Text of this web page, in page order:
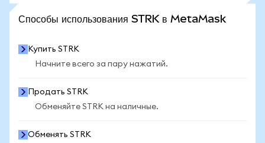
Способы использования STRK в MetaMask
Купить STRK
Начните всего за пару нажатий.
Продать STRK
Обменяйте STRK на наличные.
Обменять STRK